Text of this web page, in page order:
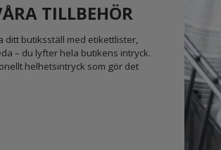
TILLBEHÖR
ditt butiksställ med etikettlister,
– du lyfter hela butikens intryck.
helhetsintryck som gör det